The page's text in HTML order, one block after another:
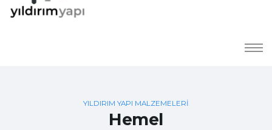
YILDIRIM YAPI MALZEMELERİ
Hemel